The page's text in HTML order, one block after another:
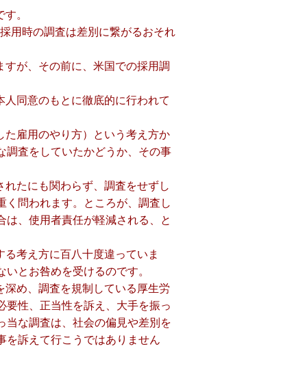
。
用時の調査は差別に繋がるおそれ
が、その前に、米国での採用調
同意のもとに徹底的に行われて
雇用のやり方）という考え方か
調査をしていたかどうか、その事
たにも関わらず、調査をせずし
く問われます。ところが、調査し
、使用者責任が軽減される、と
考え方に百八十度違っていま
とお咎めを受けるのです。
め、調査を規制している厚生労
要性、正当性を訴え、大手を振っ
当な調査は、社会の偏見や差別を
を訴えて行こうではありません